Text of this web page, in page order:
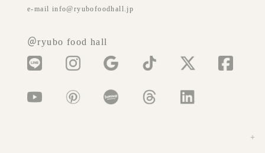
e-mail info@ryubofoodhall.jp
＠ryubo food hall